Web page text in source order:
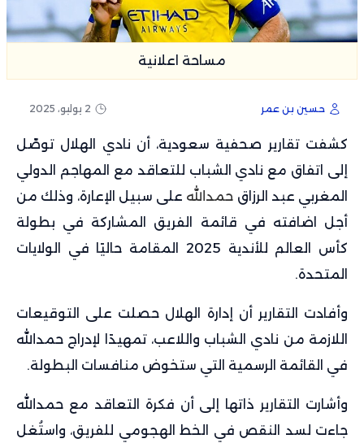
مساحة اعلانية
حسين بن عمر 2 يوليو، 2025
كشفت تقارير صحفية سعودية، أن نادي الهلال توصّل
إلى اتفاق مع نادي الشباب للتعاقد مع المهاجم الدولي
المغربي عبد الرزاق حمدالله على سبيل الإعارة، وذلك من
أجل اضافته في قائمة الفريق المشاركة في بطولة
كأس العالم للأندية 2025 المقامة حاليًا في الولايات
المتحدة.
وأفادت التقارير أن إدارة الهلال حصلت على التوقيعات
اللازمة من نادي الشباب واللاعب، تمهيدًا لإدراج حمدالله
في القائمة الرسمية التي ستخوض منافسات البطولة.
وأشارت التقارير ذاتها إلى أن فكرة التعاقد مع حمدالله
جاءت لسد النقص في الخط الهجومي للفريق، واستُغل